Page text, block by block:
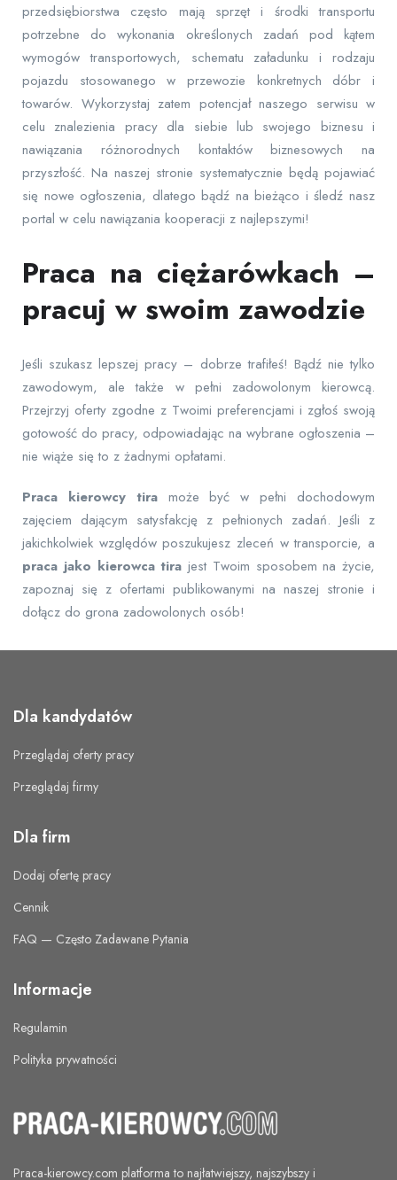
przedsiębiorstwa często mają sprzęt i środki transportu
potrzebne do wykonania określonych zadań pod kątem
wymogów transportowych, schematu załadunku i rodzaju
pojazdu stosowanego w przewozie konkretnych dóbr i
towarów. Wykorzystaj zatem potencjał naszego serwisu w
celu znalezienia pracy dla siebie lub swojego biznesu i
nawiązania różnorodnych kontaktów biznesowych na
przyszłość. Na naszej stronie systematycznie będą pojawiać
się nowe ogłoszenia, dlatego bądź na bieżąco i śledź nasz
portal w celu nawiązania kooperacji z najlepszymi!
Praca na ciężarówkach –
pracuj w swoim zawodzie
Jeśli szukasz lepszej pracy – dobrze trafiłeś! Bądź nie tylko
zawodowym, ale także w pełni zadowolonym kierowcą.
Przejrzyj oferty zgodne z Twoimi preferencjami i zgłoś swoją
gotowość do pracy, odpowiadając na wybrane ogłoszenia –
nie wiąże się to z żadnymi opłatami.
Praca kierowcy tira może być w pełni dochodowym
zajęciem dającym satysfakcję z pełnionych zadań. Jeśli z
jakichkolwiek względów poszukujesz zleceń w transporcie, a
praca jako kierowca tira jest Twoim sposobem na życie,
zapoznaj się z ofertami publikowanymi na naszej stronie i
dołącz do grona zadowolonych osób!
Dla kandydatów
Przeglądaj oferty pracy
Przeglądaj firmy
Dla firm
Dodaj ofertę pracy
Cennik
FAQ — Często Zadawane Pytania
Informacje
Regulamin
Polityka prywatności
Praca-kierowcy.com platforma to najłatwiejszy, najszybszy i